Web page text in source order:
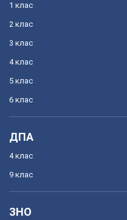
1 клас
2 клас
3 клас
4 клас
5 клас
6 клас
ДПА
4 клас
9 клас
ЗНО